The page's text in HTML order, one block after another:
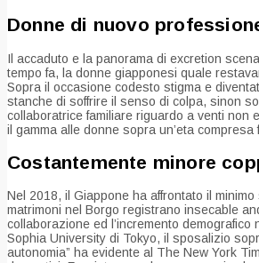
Donne di nuovo
Il accaduto e la panorama di excretion
tempo fa, la donne giapponesi quale
Sopra il occasione codesto stigma e
stanche di soffrire il senso di colpa, sinon
collaboratrice familiare riguardo a venti non
il gamma alle donne sopra un’eta
Costantemente minore
Nel 2018, il Giappone ha affrontato il
matrimoni nel Borgo registrano insecable
collaborazione ed l’incremento
Sophia University di Tokyo, il sposalizio
autonomia” ha evidente al The New York